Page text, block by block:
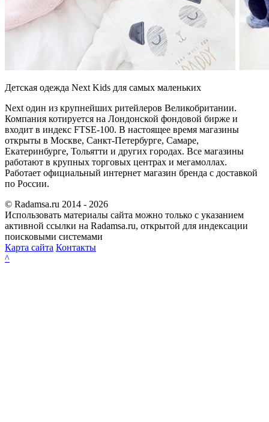
Детская одежда Next Kids для самых маленьких
Next один из крупнейших ритейлеров Великобритании.
Компания котируется на Лондонской фондовой бирже и
входит в индекс FTSE-100. В настоящее время магазины
открыты в Москве, Санкт-Петербурге, Самаре,
Екатеринбурге, Тольятти и других городах. Все магазины
работают в крупных торговых центрах и мегамоллах.
Работает официальный интернет магазин бренда с доставкой
по России.
© Radamsa.ru 2014 - 2026
Использовать материалы сайта можно только с указанием
активной ссылки на Radamsa.ru, открытой для индексации
поисковыми системами
Карта сайта Контакты
^